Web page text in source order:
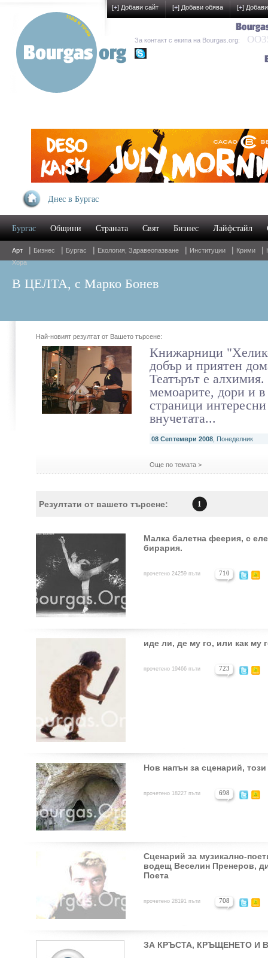
Днес в Бургас
Бургас Общини Страната Свят Бизнес Лайфстайл
Арт | Бизнес | Бургас | Екология, Здравеопазване | Институции | Крими |
Хора
В ЦЕЛТА, с Марко Бонев
Най-новият резултат от Вашето търсене:
Книжарници
добър и приятен
Театърът е алхимия.
мемоарите, дори и в
страници интересни
внучетата...
08 Септември 2008 , Понеделник
Още по темата >
Резултати от вашето търсене: 1
Малка балетна феерия, с
бирария.
прочетено 24259 пъти 710
иде ли, де му го, или как му
прочетено 19466 пъти 723
Нов напън за сценарий,
прочетено 18227 пъти 698
Сценарий за музикално-
водещ Веселин Пренеров,
Поета
прочетено 28191 пъти 708
ЗА КРЪСТА, КРЪЩЕНЕТО И
[+] Добави сайт [+] Добави обява [+]
За контакт с екипа на Bourgas.org: